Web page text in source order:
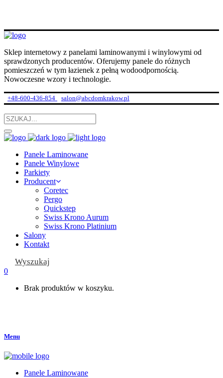
Sklep internetowy z panelami laminowanymi i winylowymi od
sprawdzonych producentów. Oferujemy panele do różnych
pomieszczeń w tym łazienek z pełną wodoodpornością.
Nowoczesne wzory i technologie.
+48-600-436-854 salon@abcdomkrakow.pl
Panele Laminowane
Panele Winylowe
Parkiety
Producent
Coretec
Pergo
Quickstep
Swiss Krono Aurum
Swiss Krono Platinium
Salony
Kontakt
Wyszukaj
0
Brak produktów w koszyku.
Menu
Panele Laminowane